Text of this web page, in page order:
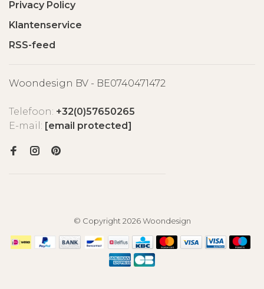
Privacy Policy
Klantenservice
RSS-feed
Woondesign BV - BE0740471472
Telefoon: +32(0)57650265
E-mail: [email protected]
© Copyright 2026 Woondesign